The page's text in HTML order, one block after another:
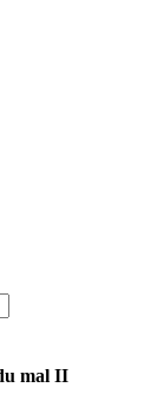
mal II